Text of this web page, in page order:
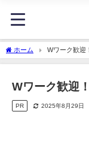
ホーム Wワーク歓迎
Wワーク歓迎
PR 2025年8月29日